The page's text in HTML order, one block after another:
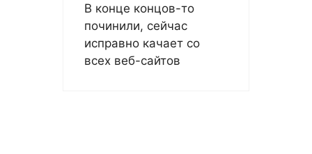
В конце концов-то
починили, сейчас
исправно качает со
всех веб-сайтов